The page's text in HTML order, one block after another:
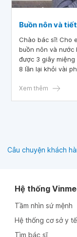
Buồn nôn và
Chào bác sĩ! Cho
buồn nôn và
được 3 giây
8 lần lại khỏi vài
Xem thêm
Câu chuyện khách
Hệ thống
Tầm nhìn sứ mệnh
Hệ thống cơ sở y tế
Tìm bác sĩ